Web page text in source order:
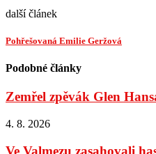
další článek
Pohřešovaná Emilie Geržová
Podobné články
Zemřel zpěvák Glen
4. 8. 2026
Ve Valmezu zasahovali